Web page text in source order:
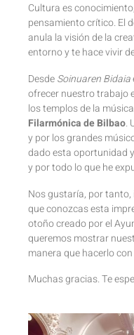
Cultura es
pensamiento crítico. El
anula la visión de la
entorno y te hace vivir
DesdeSoinuaren Bidaia
ofrecer nuestro trabajo
los templos de la
Filarmónica de Bilbao.
y por los grandes
dado esta oportunidad
y por todo lo que he
Nos gustaría, por
que conozcas esta
otoño creado por el
queremos mostrar
manera que hacerlo
Muchas gracias. Te